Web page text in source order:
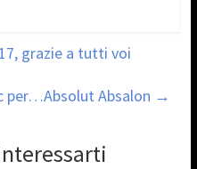
grazie a tutti voi
per…Absolut Absalon →